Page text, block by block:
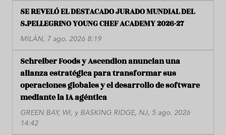
SE REVELÓ EL DESTACADO JURADO MUNDIAL DEL
S.PELLEGRINO YOUNG CHEF ACADEMY 2026-27
MILÁN, 7 ago. 2026 8:19
Schreiber Foods y Ascendion anuncian una
alianza estratégica para transformar sus
operaciones globales y el desarrollo de software
mediante la IA agéntica
GREEN BAY, WI, y BASKING RIDGE, NJ, 5 ago. 2026
14:42